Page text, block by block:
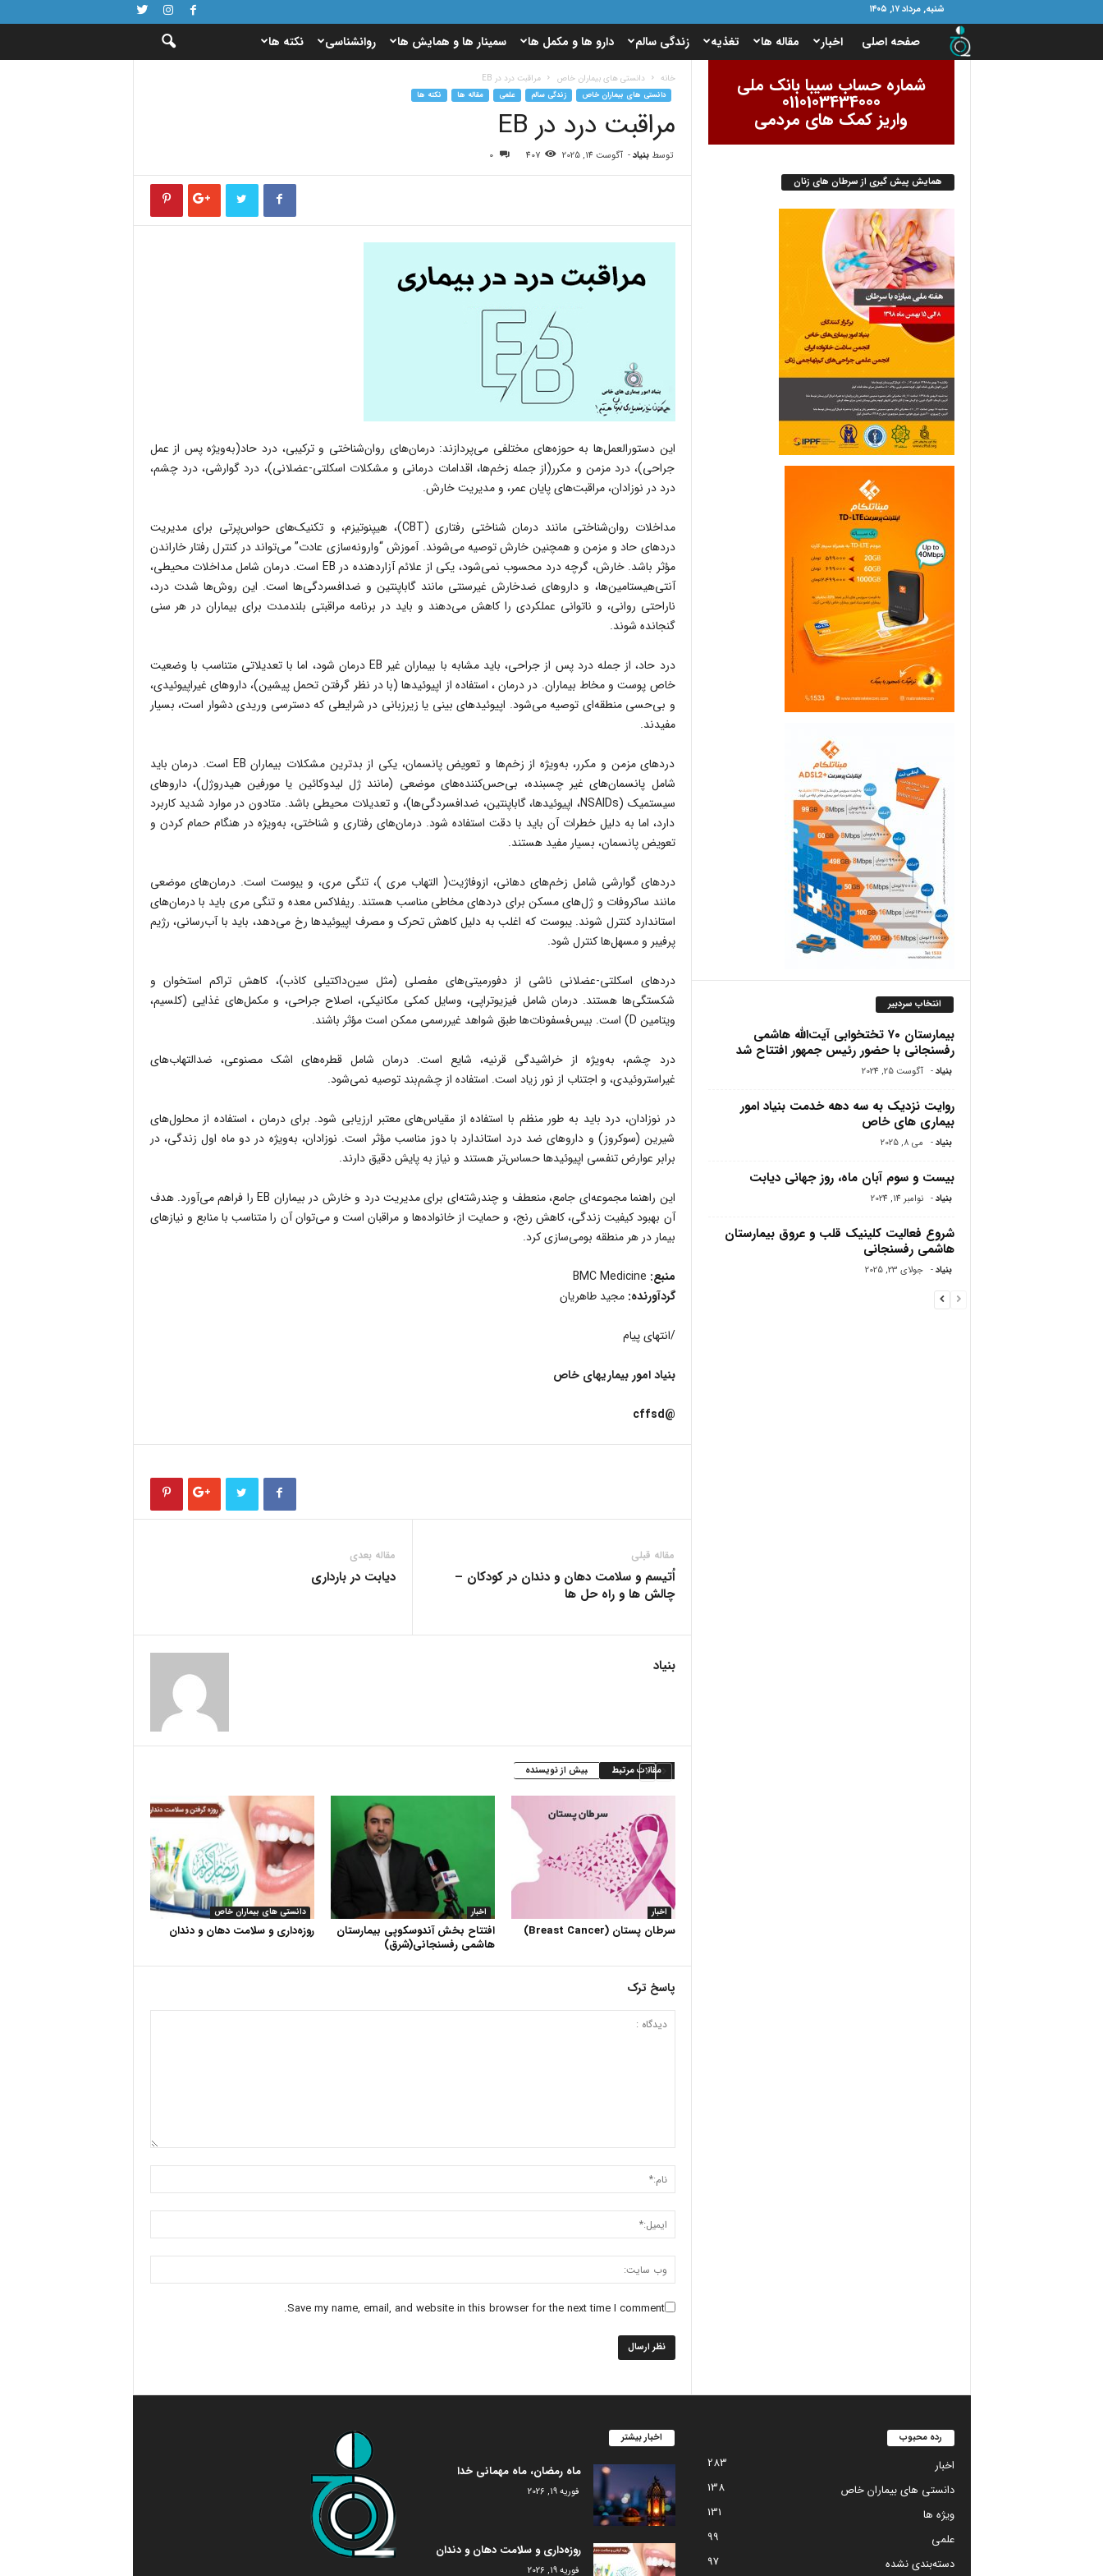
شنبه, مرداد ۱۷, ۱۴۰۵
ا
د
م
و
ر
ی
م
ی
ا
خ
ص
صفحه اصلی اخبار مقاله ها تغذیه زندگی سالم دارو ها و مکمل ها سمینار ها و همایش ها روانشناسی نکته ها
خانه دانستی های بیماران خاص مراقبت درد در EB
دانستی های بیماران خاص زندگی سالم علمی مقاله ها نکته ها
مراقبت درد در EB
توسط بنیاد- آگوست 14, 2025 407
0
این دستورالعمل‌ها به حوزه‌های مختلفی می‌پردازند: درمان‌های روان‌شناختی و ترکیبی، درد حاد(به‌ویژه پس از عمل
جراحی)، درد مزمن و مکرر(از جمله زخم‌ها، اقدامات درمانی و مشکلات اسکلتی-عضلانی)، درد گوارشی، درد چشم،
درد در نوزادان، مراقبت‌های پایان عمر، و مدیریت خارش.
مداخلات روان‌شناختی مانند درمان شناختی رفتاری (CBT)، هیپنوتیزم، و تکنیک‌های حواس‌پرتی برای مدیریت
دردهای حاد و مزمن و همچنین خارش توصیه می‌شوند. آموزش “وارونه‌سازی عادت” می‌تواند در کنترل رفتار خاراندن
مؤثر باشد. خارش، گرچه درد محسوب نمی‌شود، یکی از علائم آزاردهنده در EB است. درمان شامل مداخلات محیطی،
آنتی‌هیستامین‌ها، و داروهای ضدخارش غیرسنتی مانند گاباپنتین و ضدافسردگی‌ها است. این روش‌ها شدت درد،
ناراحتی روانی، و ناتوانی عملکردی را کاهش می‌دهند و باید در برنامه مراقبتی بلندمدت برای بیماران در هر سنی
گنجانده شوند.
درد حاد، از جمله درد پس از جراحی، باید مشابه با بیماران غیر EB درمان شود، اما با تعدیلاتی متناسب با وضعیت
خاص پوست و مخاط بیماران. در درمان ، استفاده از اپیوئیدها (با در نظر گرفتن تحمل پیشین)، داروهای غیراپیوئیدی،
و بی‌حسی منطقه‌ای توصیه می‌شود. اپیوئیدهای بینی یا زیرزبانی در شرایطی که دسترسی وریدی دشوار است، بسیار
مفیدند.
دردهای مزمن و مکرر، به‌ویژه از زخم‌ها و تعویض پانسمان، یکی از بدترین مشکلات بیماران EB است. درمان باید
شامل پانسمان‌های غیر چسبنده، بی‌حس‌کننده‌های موضعی (مانند ژل لیدوکائین یا مورفین هیدروژل)، داروهای
سیستمیک (NSAIDs، اپیوئیدها، گاباپنتین، ضدافسردگی‌ها)، و تعدیلات محیطی باشد. متادون در موارد شدید کاربرد
دارد، اما به دلیل خطرات آن باید با دقت استفاده شود. درمان‌های رفتاری و شناختی، به‌ویژه در هنگام حمام کردن و
تعویض پانسمان، بسیار مفید هستند.
دردهای گوارشی شامل زخم‌های دهانی، ازوفاژیت( التهاب مری )، تنگی مری، و یبوست است. درمان‌های موضعی
مانند ساکروفات و ژل‌های مسکن برای دردهای مخاطی مناسب هستند. ریفلاکس معده و تنگی مری باید با درمان‌های
استاندارد کنترل شوند. یبوست که اغلب به دلیل کاهش تحرک و مصرف اپیوئیدها رخ می‌دهد، باید با آب‌رسانی، رژیم
پرفیبر و مسهل‌ها کنترل شود.
دردهای اسکلتی-عضلانی ناشی از دفورمیتی‌های مفصلی (مثل سین‌داکتیلی کاذب)، کاهش تراکم استخوان و
شکستگی‌ها هستند. درمان شامل فیزیوتراپی، وسایل کمکی مکانیکی، اصلاح جراحی، و مکمل‌های غذایی (کلسیم،
ویتامین D) است. بیس‌فسفونات‌ها طبق شواهد غیررسمی ممکن است مؤثر باشند.
درد چشم، به‌ویژه از خراشیدگی قرنیه، شایع است. درمان شامل قطره‌های اشک مصنوعی، ضدالتهاب‌های
غیراستروئیدی، و اجتناب از نور زیاد است. استفاده از چشم‌بند توصیه نمی‌شود.
در نوزادان، درد باید به طور منظم با استفاده از مقیاس‌های معتبر ارزیابی شود. برای درمان ، استفاده از محلول‌های
شیرین (سوکروز) و داروهای ضد درد استاندارد با دوز مناسب مؤثر است. نوزادان، به‌ویژه در دو ماه اول زندگی، در
برابر عوارض تنفسی اپیوئیدها حساس‌تر هستند و نیاز به پایش دقیق دارند.
این راهنما مجموعه‌ای جامع، منعطف و چندرشته‌ای برای مدیریت درد و خارش در بیماران EB را فراهم می‌آورد. هدف
آن بهبود کیفیت زندگی، کاهش رنج، و حمایت از خانواده‌ها و مراقبان است و می‌توان آن را متناسب با منابع و نیازهای
بیمار در هر منطقه بومی‌سازی کرد.
منبع: BMC Medicine
گردآورنده: مجید طاهریان
/انتهای پیام
بنیاد امور بیماریهای خاص
@cffsd
مقاله قبلی
اُتیسم و سلامت دهان و دندان در کودکان –
چالش ها و راه حل ها
مقاله بعدی
دیابت در بارداری
بنیاد
مقالات مرتبط بیش از نویسنده
دانستی های بیماران خاص
روزه‌داری و سلامت دهان و دندان
اخبار
افتتاح بخش آندوسکوپی بیمارستان
هاشمی رفسنجانی(شرق)
اخبار
سرطان پستان (Breast Cancer)
پاسخ ترک
Save my name, email, and website in this browser for the next time I comment.
شماره حساب سیبا بانک ملی
0110103434000
واریز کمک های مردمی
همایش پیش گیری از سرطان های زنان
انتخاب سردبیر
بیمارستان ۷۰ تختخوابی آیت‌الله هاشمی
رفسنجانی با حضور رئیس جمهور افتتاح شد
بنیاد - آگوست 25, 2024
روایت نزدیک به سه دهه خدمت بنیاد امور
بیماری های خاص
بنیاد - می 8, 2025
بیست و سوم آبان ماه، روز جهانی دیابت
بنیاد - نوامبر 14, 2024
شروع فعالیت کلینیک قلب و عروق بیمارستان
هاشمی رفسنجانی
بنیاد - جولای 23, 2025
اخبار بیشتر
ماه رمضان، ماه مهمانی خدا
فوریه 19, 2026
روزه‌داری و سلامت دهان و دندان
فوریه 19, 2026
رده محبوب
اخبار
283
دانستی های بیماران خاص
138
ویژه ها
131
علمی
99
دسته‌بندی نشده
97